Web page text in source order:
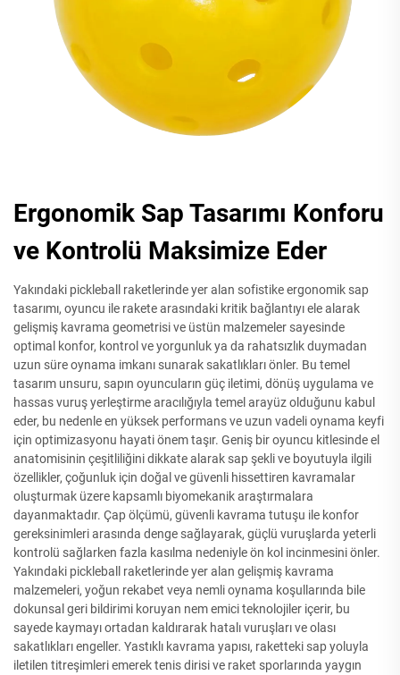
Ergonomik Sap Tasarımı Konforu
ve Kontrolü Maksimize Eder
Yakındaki pickleball raketlerinde yer alan sofistike ergonomik sap
tasarımı, oyuncu ile rakete arasındaki kritik bağlantıyı ele alarak
gelişmiş kavrama geometrisi ve üstün malzemeler sayesinde
optimal konfor, kontrol ve yorgunluk ya da rahatsızlık duymadan
uzun süre oynama imkanı sunarak sakatlıkları önler. Bu temel
tasarım unsuru, sapın oyuncuların güç iletimi, dönüş uygulama ve
hassas vuruş yerleştirme aracılığıyla temel arayüz olduğunu kabul
eder, bu nedenle en yüksek performans ve uzun vadeli oynama keyfi
için optimizasyonu hayati önem taşır. Geniş bir oyuncu kitlesinde el
anatomisinin çeşitliliğini dikkate alarak sap şekli ve boyutuyla ilgili
özellikler, çoğunluk için doğal ve güvenli hissettiren kavramalar
oluşturmak üzere kapsamlı biyomekanik araştırmalara
dayanmaktadır. Çap ölçümü, güvenli kavrama tutuşu ile konfor
gereksinimleri arasında denge sağlayarak, güçlü vuruşlarda yeterli
kontrolü sağlarken fazla kasılma nedeniyle ön kol incinmesini önler.
Yakındaki pickleball raketlerinde yer alan gelişmiş kavrama
malzemeleri, yoğun rekabet veya nemli oynama koşullarında bile
dokunsal geri bildirimi koruyan nem emici teknolojiler içerir, bu
sayede kaymayı ortadan kaldırarak hatalı vuruşları ve olası
sakatlıkları engeller. Yastıklı kavrama yapısı, raketteki sap yoluyla
iletilen titreşimleri emerek tenis dirisi ve raket sporlarında yaygın